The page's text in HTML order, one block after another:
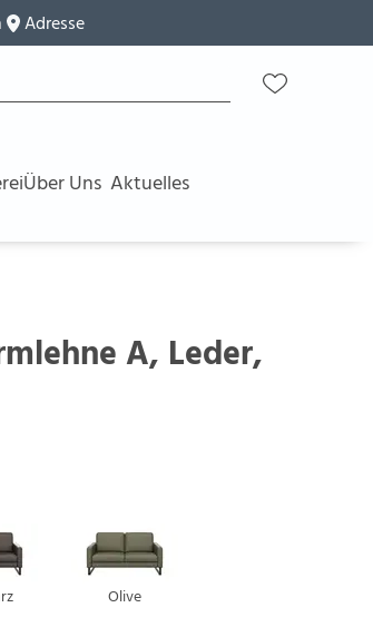
Adresse
Über Uns Aktuelles
A, Leder,
Olive